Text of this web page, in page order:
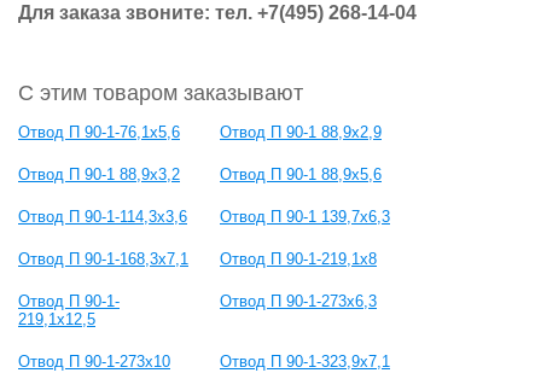
Для заказа звоните: тел. +7(495) 268-14-04
С этим товаром заказывают
Отвод П 90-1-76,1x5,6 Отвод П 90-1 88,9x2,9
Отвод П 90-1 88,9x3,2 Отвод П 90-1 88,9x5,6
Отвод П 90-1-114,3x3,6 Отвод П 90-1 139,7x6,3
Отвод П 90-1-168,3x7,1 Отвод П 90-1-219,1x8
Отвод П 90-1-
219,1x12,5
Отвод П 90-1-273x6,3
Отвод П 90-1-273x10 Отвод П 90-1-323,9x7,1